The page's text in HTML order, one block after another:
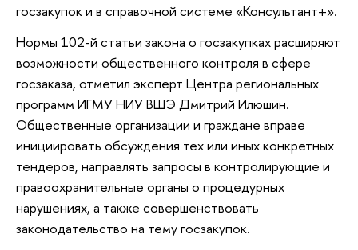
госзакупок и в справочной системе «Консультант+».
Нормы 102-й статьи закона о госзакупках расширяют
возможности общественного контроля в сфере
госзаказа, отметил эксперт Центра региональных
программ ИГМУ НИУ ВШЭ Дмитрий Илюшин.
Общественные организации и граждане вправе
инициировать обсуждения тех или иных конкретных
тендеров, направлять запросы в контролирующие и
правоохранительные органы о процедурных
нарушениях, а также совершенствовать
законодательство на тему госзакупок.